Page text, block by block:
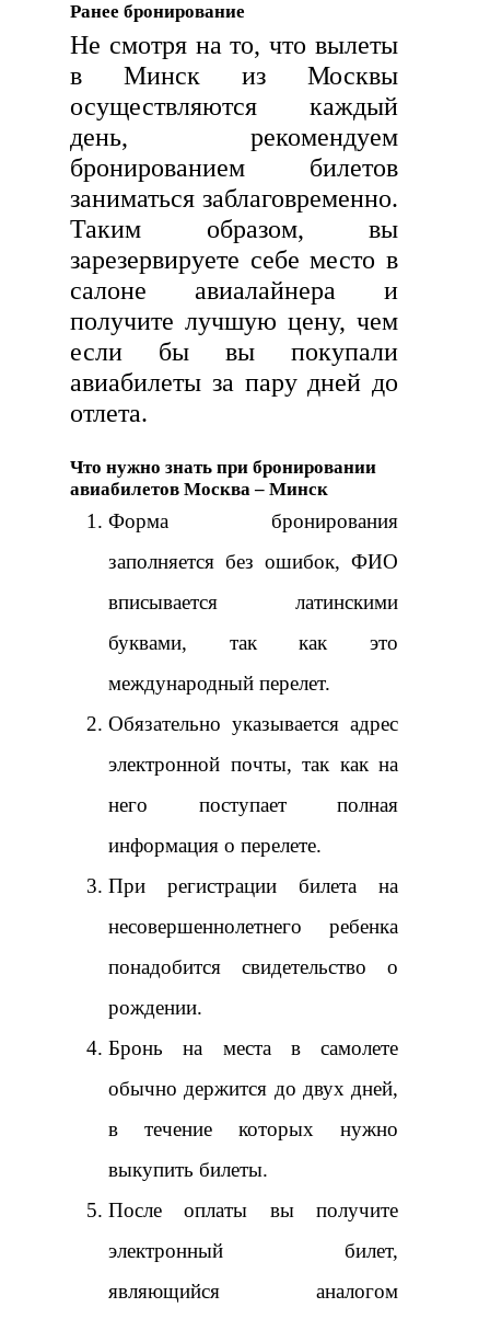
Ранее бронирование
Не смотря на то, что вылеты
в Минск из Москвы
осуществляются каждый
день, рекомендуем
бронированием билетов
заниматься заблаговременно.
Таким образом, вы
зарезервируете себе место в
салоне авиалайнера и
получите лучшую цену, чем
если бы вы покупали
авиабилеты за пару дней до
отлета.
Что нужно знать при бронировании
авиабилетов Москва – Минск
Форма бронирования
заполняется без ошибок, ФИО
вписывается латинскими
буквами, так как это
международный перелет.
Обязательно указывается адрес
электронной почты, так как на
него поступает полная
информация о перелете.
При регистрации билета на
несовершеннолетнего ребенка
понадобится свидетельство о
рождении.
Бронь на места в самолете
обычно держится до двух дней,
в течение которых нужно
выкупить билеты.
После оплаты вы получите
электронный билет,
являющийся аналогом